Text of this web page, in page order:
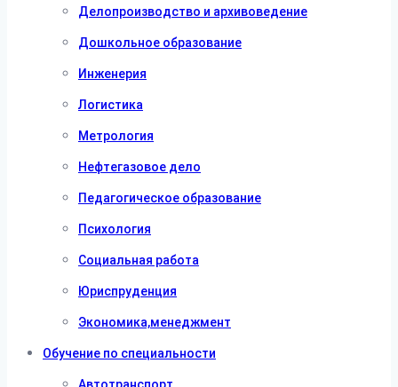
Делопроизводство и архивоведение
Дошкольное образование
Инженерия
Логистика
Метрология
Нефтегазовое дело
Педагогическое образование
Психология
Социальная работа
Юриспруденция
Экономика,менеджмент
Обучение по специальности